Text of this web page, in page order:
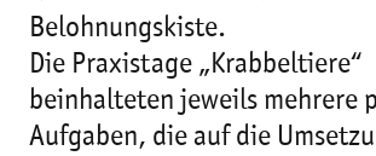
Belohnungskiste.
Die Praxistage „Krabbeltiere“
beinhalteten jeweils mehrere
Aufgaben, die auf die